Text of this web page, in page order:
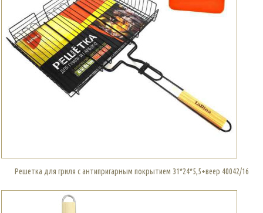
Решетка для гриля с антипригарным покрытием 31*24*5,5+веер 40042/16